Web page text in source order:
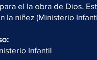
el la obra de Dios.
la niñez (Ministerio
Infantil